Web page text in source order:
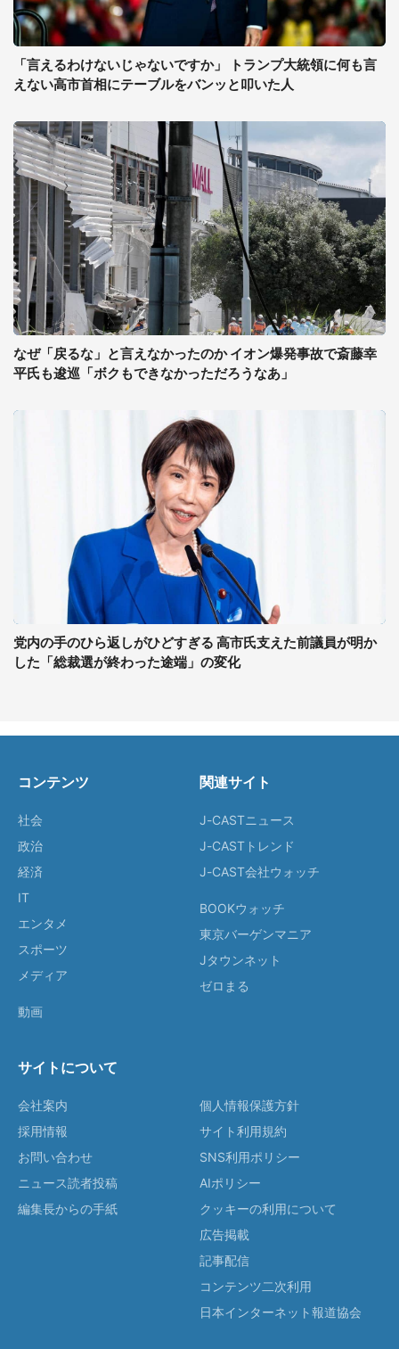
「言えるわけないじゃないですか」 トランプ大統領に何も言
えない高市首相にテーブルをバンッと叩いた人
なぜ「戻るな」と言えなかったのか イオン爆発事故で斎藤幸
平氏も逡巡「ボクもできなかっただろうなあ」
党内の手のひら返しがひどすぎる 高市氏支えた前議員が明か
した「総裁選が終わった途端」の変化
コンテンツ
社会
政治
経済
IT
エンタメ
スポーツ
メディア
動画
関連サイト
J-CASTニュース
J-CASTトレンド
J-CAST会社ウォッチ
BOOKウォッチ
東京バーゲンマニア
Jタウンネット
ゼロまる
サイトについて
会社案内
採用情報
お問い合わせ
ニュース読者投稿
編集長からの手紙
個人情報保護方針
サイト利用規約
SNS利用ポリシー
AIポリシー
クッキーの利用について
広告掲載
記事配信
コンテンツ二次利用
日本インターネット報道協会